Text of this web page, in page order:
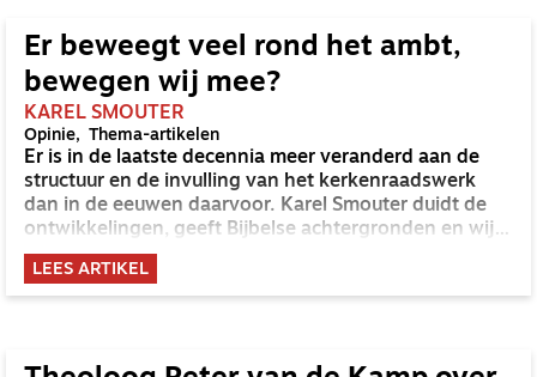
Er beweegt veel rond het ambt,
bewegen wij mee?
KAREL SMOUTER
Opinie Thema-artikelen
Er is in de laatste decennia meer veranderd aan de
structuur en de invulling van het kerkenraadswerk
dan in de eeuwen daarvoor. Karel Smouter duidt de
ontwikkelingen, geeft Bijbelse achtergronden en wijst
een richting voor de toekomst.
LEES ARTIKEL